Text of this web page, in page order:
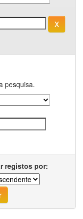
pesquisa.
registos por: